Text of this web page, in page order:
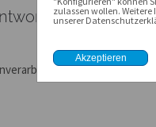
durch:
zulassen wollen.
unserer